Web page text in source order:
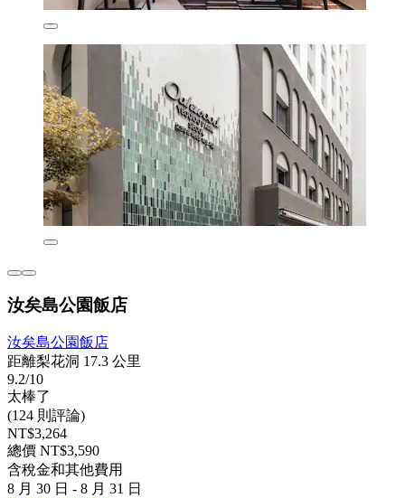
汝矣島公園飯店
汝矣島公園飯店
距離梨花洞 17.3 公里
9.2/10
太棒了
(124 則評論)
NT$3,264
總價 NT$3,590
含稅金和其他費用
8 月 30 日 - 8 月 31 日